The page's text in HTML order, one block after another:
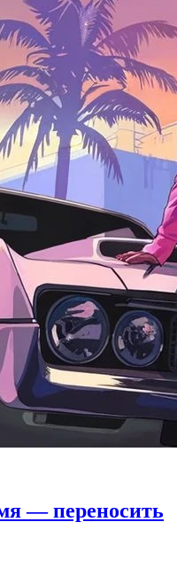
— переносить